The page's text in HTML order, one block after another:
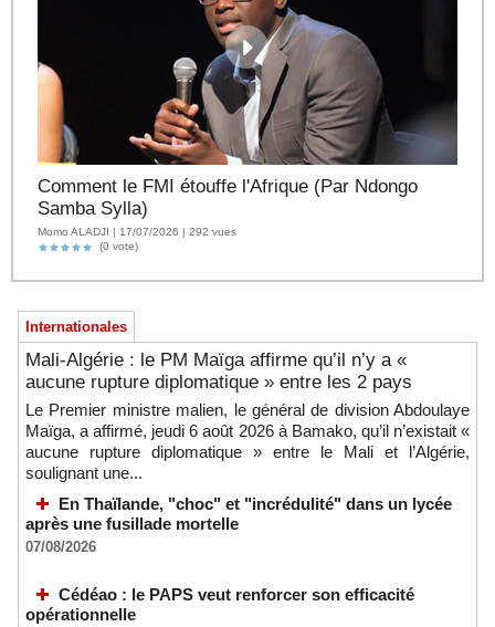
Comment le FMI étouffe l'Afrique (Par Ndongo
Samba Sylla)
Momo ALADJI | 17/07/2026 | 292 vues
(0 vote)
Internationales
Mali-Algérie : le PM Maïga affirme qu’il n’y a «
aucune rupture diplomatique » entre les 2 pays
Le Premier ministre malien, le général de division Abdoulaye
Maïga, a affirmé, jeudi 6 août 2026 à Bamako, qu’il n’existait «
aucune rupture diplomatique » entre le Mali et l’Algérie,
soulignant une...
En Thaïlande, "choc" et "incrédulité" dans un lycée
après une fusillade mortelle
07/08/2026
Cédéao : le PAPS veut renforcer son efficacité
opérationnelle